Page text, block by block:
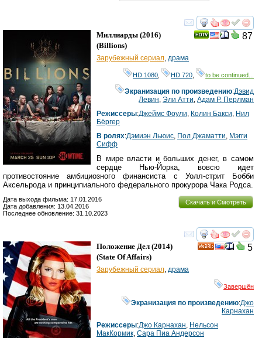
смотреть
87
Миллиарды (2016)
(Billions)
Зарубежный сериал драма
HD 1080 HD 720 to be continued...
Экранизация по произведению:Дэвид
Левин ,Эли Атти ,Адам Р. Перлман
Режиссеры:Джеймс Фоули Колин Бакси Нил
Бёргер
В ролях:Дэмиэн Льюис Пол Джаматти Мэгги
Сифф
В мире власти и больших денег, в самом
сердце Нью-Йорка, вовсю идет
противостояние амбициозного финансиста с Уолл-стрит Бобби
Аксельрода и принципиального федерального прокурора Чака Родса.
Скачать и Смотреть
Дата выхода фильма: 17.01.2016
Дата добавления: 13.04.2016
Последнее обновление: 31.10.2023
смотреть
5
Положение Дел (2014)
(State Of Affairs)
Зарубежный сериал драма
Завершён
Экранизация по произведению:Джо
Карнахан
Режиссеры:Джо Карнахан Нельсон
МакКормик Сара Пиа Андерсон